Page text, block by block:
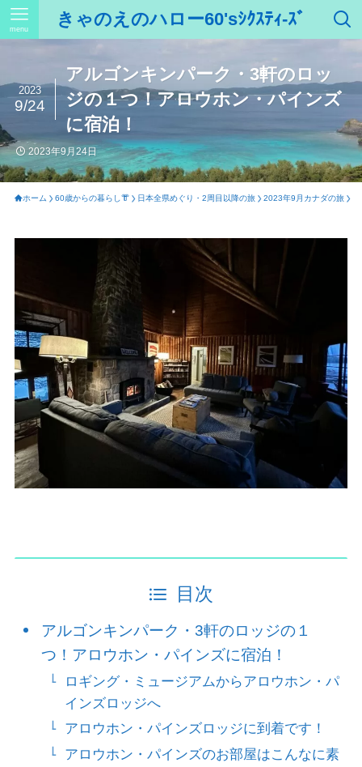
きゃのえのハロー60'sｼｸｽﾃｨ-ｽﾞ
menu
アルゴンキンパーク・3軒のロッ
ジの１つ！アロウホン・パインズ
に宿泊！
2023
9/24
2023年9月24日
ホーム 60歳からの暮らし👘 日本全県めぐり・2周目以降の旅 2023年9月カナダの旅
目次
アルゴンキンパーク・3軒のロッジの１
つ！アロウホン・パインズに宿泊！
ロギング・ミュージアムからアロウホン・パ
インズロッジへ
アロウホン・パインズロッジに到着です！
アロウホン・パインズのお部屋はこんなに素